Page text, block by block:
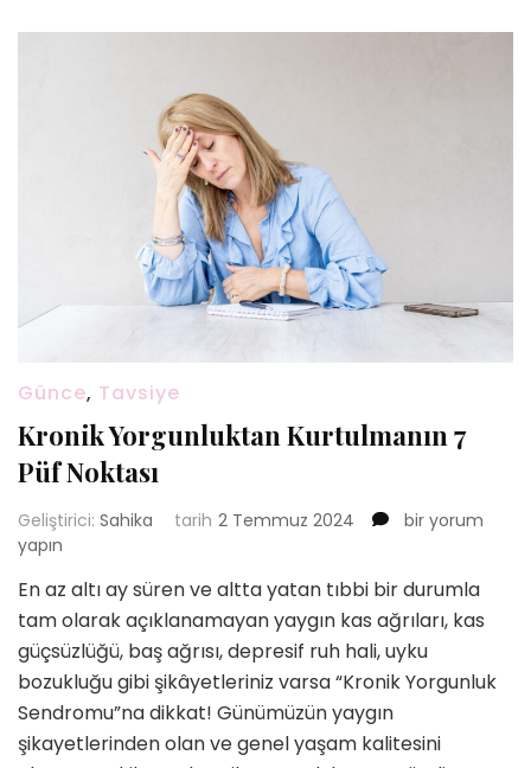
Günce, Tavsiye
Kronik Yorgunluktan Kurtulmanın 7
Püf Noktası
Geliştirici: Sahika tarih 2 Temmuz 2024
Kronik
7
Püf
Noktası
için
bir yorum
yapın
En az altı ay süren ve altta yatan tıbbi bir durumla
tam olarak açıklanamayan yaygın kas ağrıları, kas
güçsüzlüğü, baş ağrısı, depresif ruh hali, uyku
bozukluğu gibi şikâyetleriniz varsa “Kronik Yorgunluk
Sendromu”na dikkat! Günümüzün yaygın
şikayetlerinden olan ve genel yaşam kalitesini